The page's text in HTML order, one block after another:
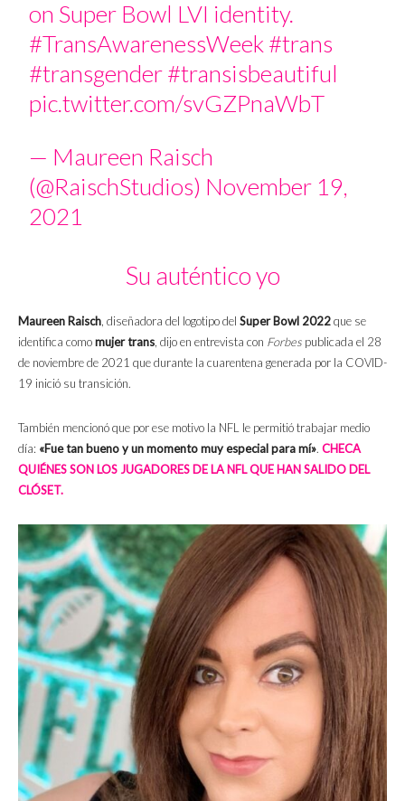
on Super Bowl LVI identity.
#TransAwarenessWeek #trans
#transgender#transisbeautiful
pic.twitter.com/svGZPnaWbT
— Maureen Raisch
(@RaischStudios) November 19,
2021
Su auténtico yo
Maureen Raisch, diseñadora del logotipo del Super Bowl 2022que se
identifica comomujer trans, dijo en entrevista con Forbes publicada el 28
de noviembre de 2021 que durante la cuarentena generada por la COVID-
19 inició su transición.
También mencionó que por ese motivo la NFL le permitió trabajar medio
día: «Fue tan bueno y un momento muy especial para mí». CHECA
QUIÉNES SON LOS JUGADORES DE LA NFL QUE HAN SALIDO DEL
CLÓSET.